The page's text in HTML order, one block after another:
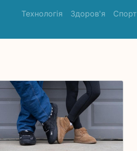
Технологія Здоров'я Спорт